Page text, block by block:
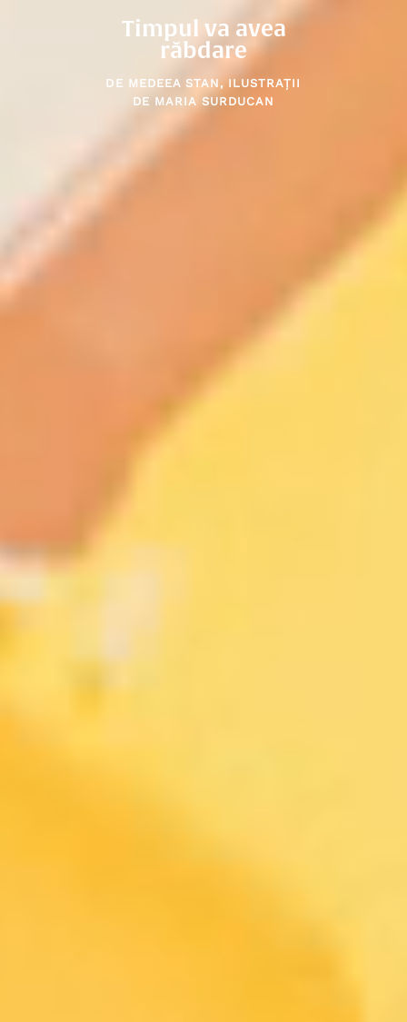
Timpul va avea
răbdare
DE MEDEEA STAN , ILUSTRAȚII
DE MARIA SURDUCAN